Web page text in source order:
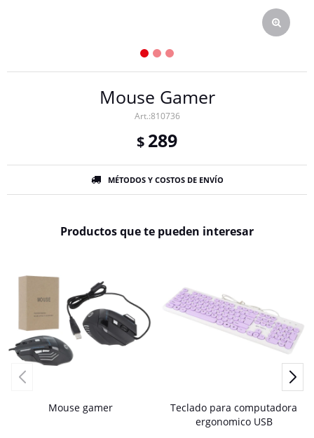
Mouse Gamer
810736
$ 289
MÉTODOS Y COSTOS DE ENVÍO
Productos que te pueden interesar
Mouse gamer
Teclado para computadora
ergonomico USB